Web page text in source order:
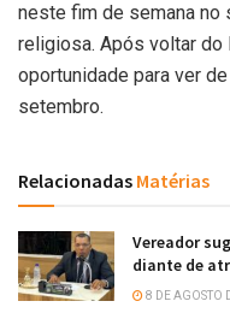
neste fim de semana no
religiosa. Após voltar do
oportunidade para ver
setembro.
Relacionadas Matérias
Vereador
diante de
8 DE AGOSTO